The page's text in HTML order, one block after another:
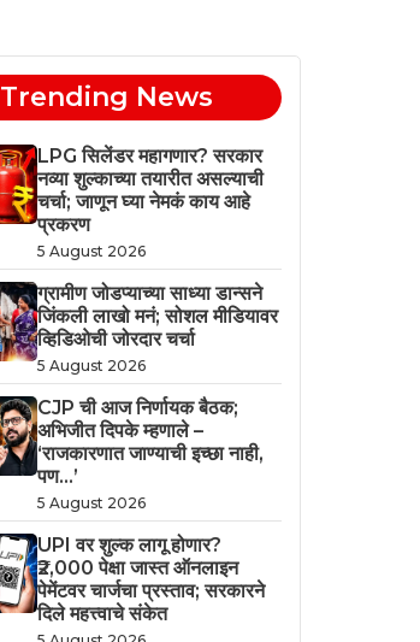
Trending News
LPG सिलेंडर महागणार? सरकार
नव्या शुल्काच्या तयारीत असल्याची
चर्चा; जाणून घ्या नेमकं काय आहे
प्रकरण
5 August 2026
ग्रामीण जोडप्याच्या साध्या डान्सने
जिंकली लाखो मनं; सोशल मीडियावर
व्हिडिओची जोरदार चर्चा
5 August 2026
CJP ची आज निर्णायक बैठक;
अभिजीत दिपके म्हणाले –
‘राजकारणात जाण्याची इच्छा नाही,
पण…’
5 August 2026
UPI वर शुल्क लागू होणार?
₹2,000 पेक्षा जास्त ऑनलाइन
पेमेंटवर चार्जचा प्रस्ताव; सरकारने
दिले महत्त्वाचे संकेत